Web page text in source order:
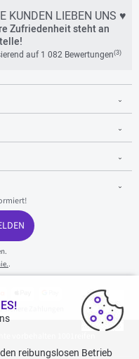
KUNDEN LIEBEN UNS ♥
Zufriedenheit steht an
auf 1 082 Bewertungen(3)
.
sichere Zahlungen
vorbehalten 1001reifen
reibungslosen Betrieb